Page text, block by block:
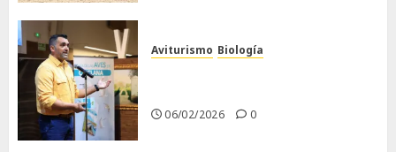
Aviturismo Biología
06/02/2026 0